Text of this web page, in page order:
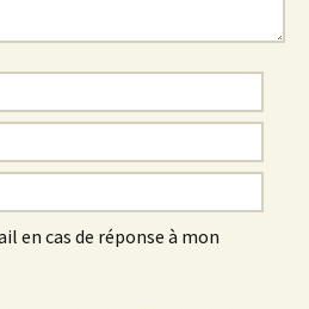
en cas de réponse à mon